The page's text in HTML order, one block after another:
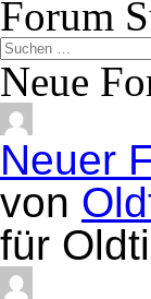
Forum
Neue
Neuer
von
für